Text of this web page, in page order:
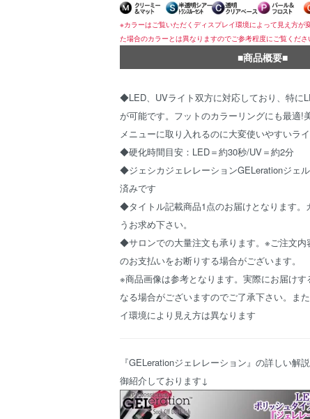
※カラーはご覧いただくディスプレイ環境によって見え方が
た場合のカラーとは異なりますのでご参考程度にご覧くださ
■商品概要■
◆LED、UVライト双方に対応しており、特に
が可能です。フットのカラーリングにも最適!
メニューに取り入れるのに大変使いやすいライ
◆硬化時間目安：LED＝約30秒/UV＝約2分
◆ジェシカジェレレーションGELerationジェ
済みです
◆タイトル記載商品1点のお届けとなります。
うお求め下さい。
◆サロンでの大量注文も承ります。※ご注文内
のお支払いをお断りする場合がございます。
※商品画像は参考となります。実際にお届け
なる場合がございますのでご了承下さい。ま
イ環境により見え方は異なります
『GELerationジェレレーション』の詳しい解
御紹介しております↓